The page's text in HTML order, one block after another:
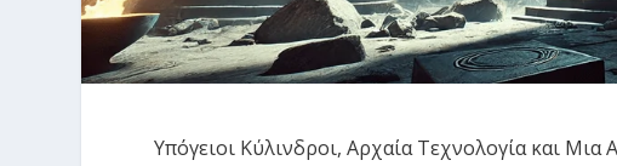
Υπόγειοι Κύλινδροι, Αρχαία Τεχνολογία και Μια